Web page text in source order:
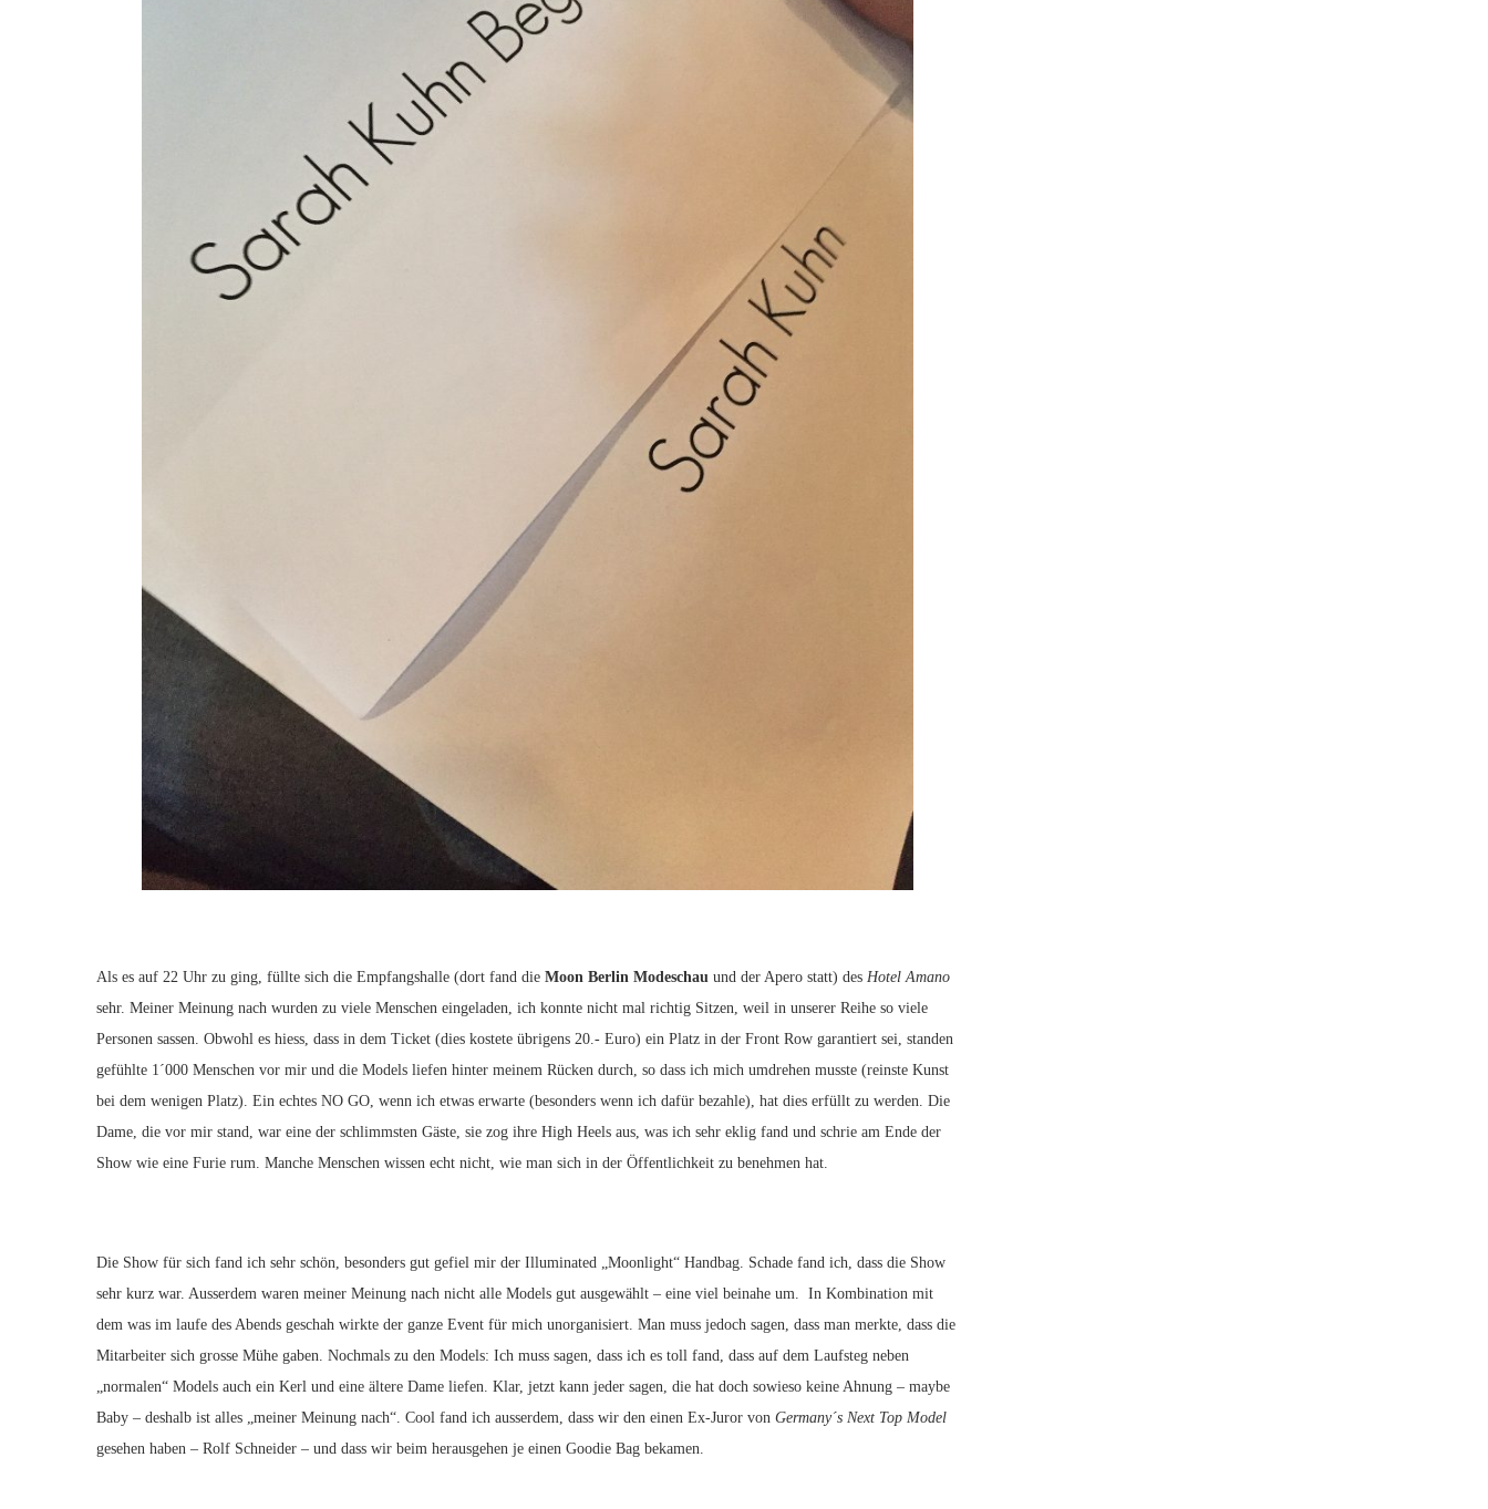
Als es auf 22 Uhr zu ging, füllte sich die Empfangshalle (dort fand die Moon Berlin Modeschau und der Apero statt) des Hotel Amano
sehr. Meiner Meinung nach wurden zu viele Menschen eingeladen, ich konnte nicht mal richtig Sitzen, weil in unserer Reihe so viele
Personen sassen. Obwohl es hiess, dass in dem Ticket (dies kostete übrigens 20.- Euro) ein Platz in der Front Row garantiert sei, standen
gefühlte 1´000 Menschen vor mir und die Models liefen hinter meinem Rücken durch, so dass ich mich umdrehen musste (reinste Kunst
bei dem wenigen Platz). Ein echtes NO GO, wenn ich etwas erwarte (besonders wenn ich dafür bezahle), hat dies erfüllt zu werden. Die
Dame, die vor mir stand, war eine der schlimmsten Gäste, sie zog ihre High Heels aus, was ich sehr eklig fand und schrie am Ende der
Show wie eine Furie rum. Manche Menschen wissen echt nicht, wie man sich in der Öffentlichkeit zu benehmen hat.
Die Show für sich fand ich sehr schön, besonders gut gefiel mir der Illuminated „Moonlight“ Handbag. Schade fand ich, dass die Show
sehr kurz war. Ausserdem waren meiner Meinung nach nicht alle Models gut ausgewählt – eine viel beinahe um. In Kombination mit
dem was im laufe des Abends geschah wirkte der ganze Event für mich unorganisiert. Man muss jedoch sagen, dass man merkte, dass die
Mitarbeiter sich grosse Mühe gaben. Nochmals zu den Models: Ich muss sagen, dass ich es toll fand, dass auf dem Laufsteg neben
„normalen“ Models auch ein Kerl und eine ältere Dame liefen. Klar, jetzt kann jeder sagen, die hat doch sowieso keine Ahnung – maybe
Baby – deshalb ist alles „meiner Meinung nach“. Cool fand ich ausserdem, dass wir den einen Ex-Juror von Germany´s Next Top Model
gesehen haben – Rolf Schneider – und dass wir beim herausgehen je einen Goodie Bag bekamen.